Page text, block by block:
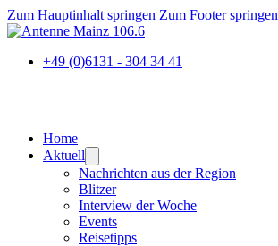
Zum Hauptinhalt springen Zum Footer springen
+49 (0)6131 - 304 34 41
Home
Aktuell
Nachrichten aus der Region
Blitzer
Interview der Woche
Events
Reisetipps